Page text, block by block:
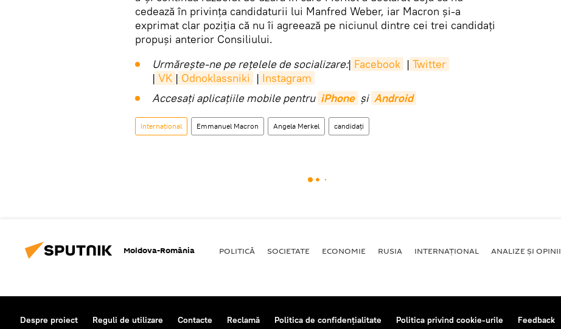
cedează în privința candidaturii lui Manfred Weber, iar Macron și-a
exprimat clar poziția că nu îi agreează pe niciunul dintre cei trei candidați
propuși anterior Consiliului.
Urmărește-ne pe rețelele de socializare:| Facebook | Twitter
| VK | Odnoklassniki | Instagram
Accesaţi aplicaţiile mobile pentru iPhone și Android
Internaţional Emmanuel Macron Angela Merkel candidați
Moldova-România POLITICĂ SOCIETATE ECONOMIE RUSIA INTERNAŢIONAL ANALIZE ȘI OPINII
Despre proiect Reguli de utilizare Contacte Reclamă Politica de confidențialitate Politica privind cookie-urile Feedback